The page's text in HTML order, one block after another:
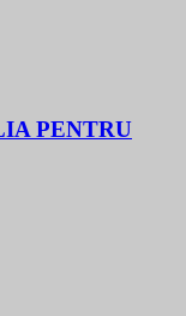
PENTRU